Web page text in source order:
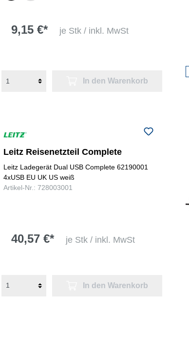
9,15 €* je Stk / inkl. MwSt
In den Warenkorb
Leitz Reisenetzteil Complete
Leitz Ladegerät Dual USB Complete 62190001
4xUSB EU UK US weiß
Artikel-Nr.: 728003001
40,57 €* je Stk / inkl. MwSt
In den Warenkorb